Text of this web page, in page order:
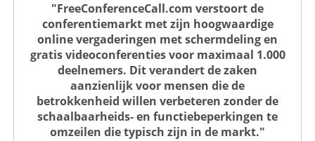
"FreeConferenceCall.com verstoort de
conferentiemarkt met zijn hoogwaardige
online vergaderingen met schermdeling en
gratis videoconferenties voor maximaal 1.000
deelnemers. Dit verandert de zaken
aanzienlijk voor mensen die de
betrokkenheid willen verbeteren zonder de
schaalbaarheids- en functiebeperkingen te
omzeilen die typisch zijn in de markt."